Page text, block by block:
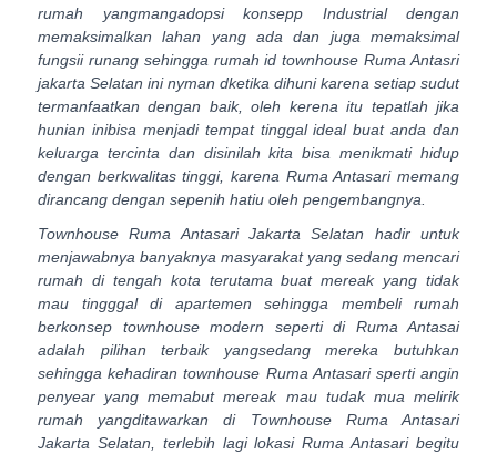
rumah yangmangadopsi konsepp Industrial dengan
memaksimalkan lahan yang ada dan juga memaksimal
fungsii runang sehingga rumah id townhouse Ruma Antasri
jakarta Selatan ini nyman dketika dihuni karena setiap sudut
termanfaatkan dengan baik, oleh kerena itu tepatlah jika
hunian inibisa menjadi tempat tinggal ideal buat anda dan
keluarga tercinta dan disinilah kita bisa menikmati hidup
dengan berkwalitas tinggi, karena Ruma Antasari memang
dirancang dengan sepenih hatiu oleh pengembangnya.
Townhouse Ruma Antasari Jakarta Selatan hadir untuk
menjawabnya banyaknya masyarakat yang sedang mencari
rumah di tengah kota terutama buat mereak yang tidak
mau tingggal di apartemen sehingga membeli rumah
berkonsep townhouse modern seperti di Ruma Antasai
adalah pilihan terbaik yangsedang mereka butuhkan
sehingga kehadiran townhouse Ruma Antasari sperti angin
penyear yang memabut mereak mau tudak mua melirik
rumah yangditawarkan di Townhouse Ruma Antasari
Jakarta Selatan, terlebih lagi lokasi Ruma Antasari begitu